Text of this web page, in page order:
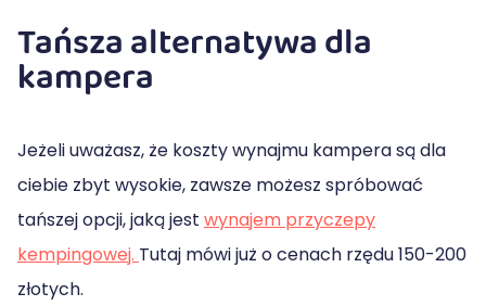
Tańsza alternatywa dla
kampera
Jeżeli uważasz, że koszty wynajmu kampera są dla
ciebie zbyt wysokie, zawsze możesz spróbować
tańszej opcji, jaką jest wynajem przyczepy
kempingowej. Tutaj mówi już o cenach rzędu 150-200
złotych.